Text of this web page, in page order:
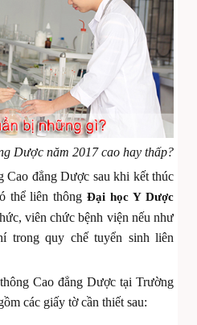
Dược năm 2017 cao hay thấp?
Cao đẳng Dược sau khi kết thúc
thể liên thôngĐại học Y Dược
viên chức bệnh viện nếu như
trong quy chế tuyển sinh liên
Cao đẳng Dược tại Trường
các giấy tờ cần thiết sau: